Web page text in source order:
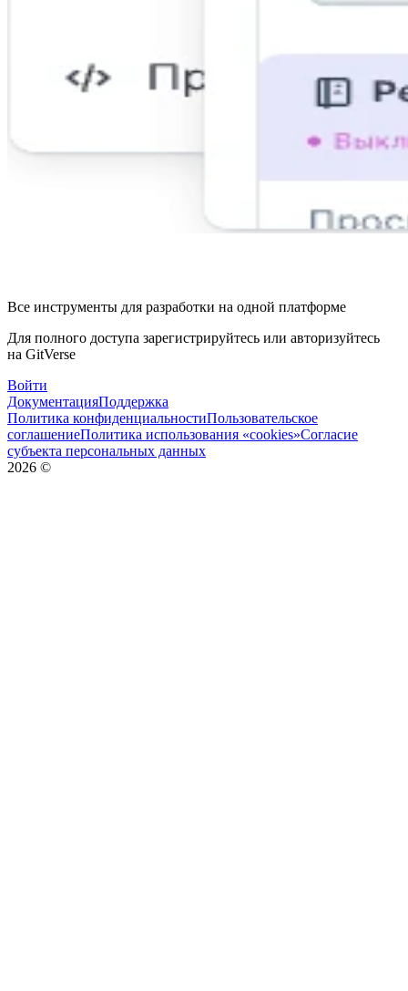
Все инструменты для разработки на одной платформе
Для полного доступа зарегистрируйтесь или авторизуйтесь
на GitVerse
Войти
ДокументацияПоддержка
Политика конфиденциальностиПользовательское
соглашениеПолитика использования «cookies»Согласие
субъекта персональных данных
2026 ©